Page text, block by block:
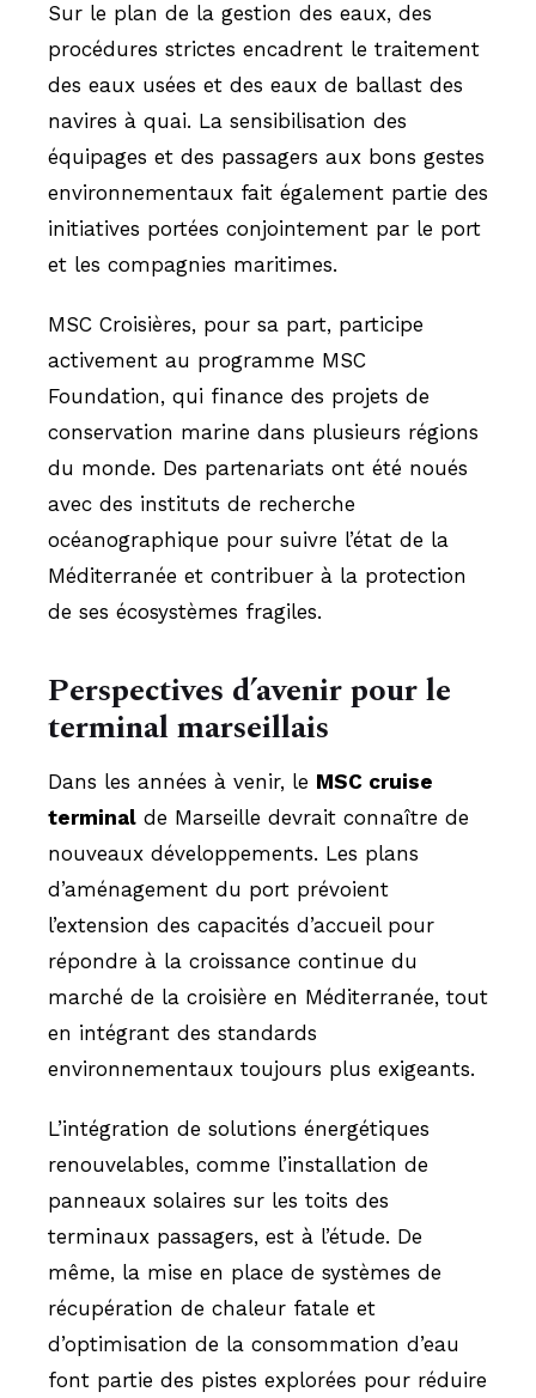
Sur le plan de la gestion des eaux, des
procédures strictes encadrent le traitement
des eaux usées et des eaux de ballast des
navires à quai. La sensibilisation des
équipages et des passagers aux bons gestes
environnementaux fait également partie des
initiatives portées conjointement par le port
et les compagnies maritimes.
MSC Croisières, pour sa part, participe
activement au programme MSC
Foundation, qui finance des projets de
conservation marine dans plusieurs régions
du monde. Des partenariats ont été noués
avec des instituts de recherche
océanographique pour suivre l’état de la
Méditerranée et contribuer à la protection
de ses écosystèmes fragiles.
Perspectives d’avenir pour le
terminal marseillais
Dans les années à venir, le MSC cruise
terminal de Marseille devrait connaître de
nouveaux développements. Les plans
d’aménagement du port prévoient
l’extension des capacités d’accueil pour
répondre à la croissance continue du
marché de la croisière en Méditerranée, tout
en intégrant des standards
environnementaux toujours plus exigeants.
L’intégration de solutions énergétiques
renouvelables, comme l’installation de
panneaux solaires sur les toits des
terminaux passagers, est à l’étude. De
même, la mise en place de systèmes de
récupération de chaleur fatale et
d’optimisation de la consommation d’eau
font partie des pistes explorées pour réduire